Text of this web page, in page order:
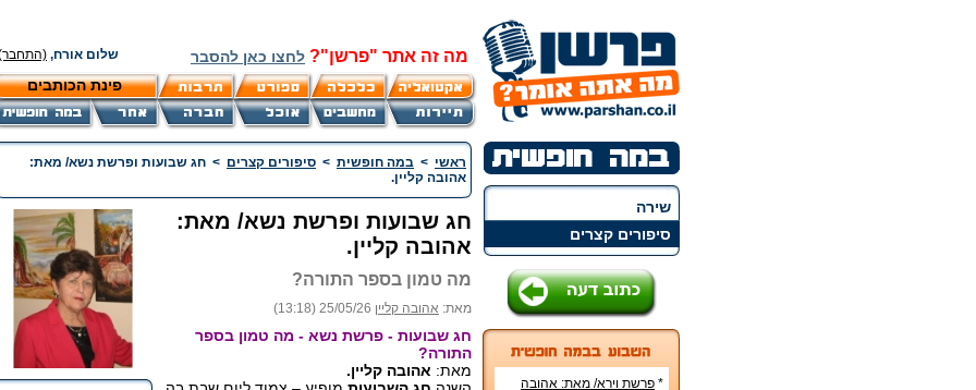
מה זה אתר "פרשן"? לחצו כאן להסבר שלום אורח,
פינת הכותבים
שירה
סיפורים קצרים
* פרשת וירא/ מאת: אהובה
ראשי > במה חופשית > סיפורים קצרים > חג שבועות ופרשת נשא/ מאת:
אהובה קליין.
חג שבועות ופרשת נשא/ מאת:
אהובה קליין.
מה טמון בספר התורה?
מאת: אהובה קליין 25/05/26 (13:18)
חג שבועות - פרשת נשא - מה טמון בספר
התורה?
מאת: אהובה קליין.